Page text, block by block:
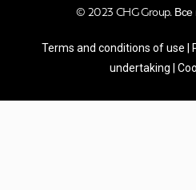
© 2023 CHG Group.
Terms and conditions of use
undertaking